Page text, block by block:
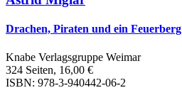
Drachen, Piraten und ein Feuerberg
Knabe Verlagsgruppe Weimar
324 Seiten, 16,00 €
ISBN: 978-3-940442-06-2